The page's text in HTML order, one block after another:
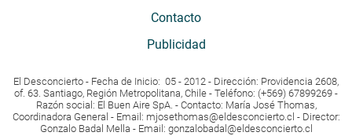
Contacto
Publicidad
El Desconcierto - Fecha de Inicio: 05 - 2012 - Dirección: Providencia 2608,
of. 63. Santiago, Región Metropolitana, Chile - Teléfono: (+569) 67899269 -
Razón social: El Buen Aire SpA. - Contacto: María José Thomas,
Coordinadora General - Email: mjosethomas@eldesconcierto.cl - Director:
Gonzalo Badal Mella - Email: gonzalobadal@eldesconcierto.cl